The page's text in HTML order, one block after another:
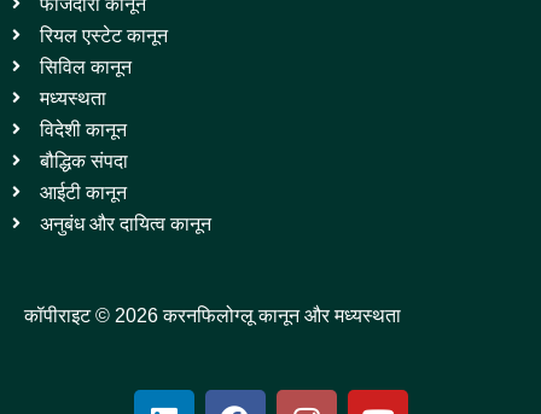
रियल एस्टेट कानून
सिविल कानून
मध्यस्थता
विदेशी कानून
बौद्धिक संपदा
आईटी कानून
अनुबंध और दायित्व कानून
कॉपीराइट © 2026 करनफिलोग्लू कानून और मध्यस्थता
L F I Y